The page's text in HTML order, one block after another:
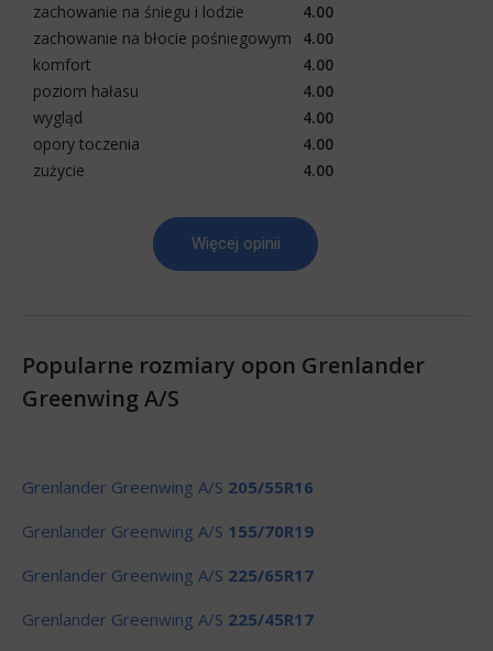
zachowanie na śniegu i lodzie
4.00
zachowanie na błocie pośniegowym
4.00
komfort
4.00
poziom hałasu
4.00
wygląd
4.00
opory toczenia
4.00
zużycie
4.00
Więcej opinii
Popularne rozmiary opon Grenlander
Greenwing A/S
Grenlander Greenwing A/S 205/55R16
Grenlander Greenwing A/S 155/70R19
Grenlander Greenwing A/S 225/65R17
Grenlander Greenwing A/S 225/45R17